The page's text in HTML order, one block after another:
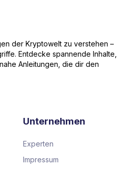
der Kryptowelt zu verstehen –
Entdecke spannende Inhalte,
Anleitungen, die dir den
Unternehmen
Experten
Impressum